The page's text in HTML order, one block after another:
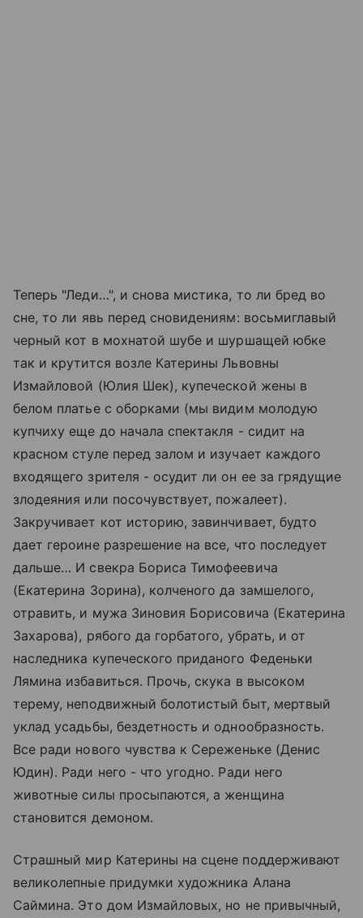
Теперь "Леди…", и снова мистика, то ли бред во
сне, то ли явь перед сновидениям: восьмиглавый
черный кот в мохнатой шубе и шуршащей юбке
так и крутится возле Катерины Львовны
Измайловой (Юлия Шек), купеческой жены в
белом платье с оборками (мы видим молодую
купчиху еще до начала спектакля - сидит на
красном стуле перед залом и изучает каждого
входящего зрителя - осудит ли он ее за грядущие
злодеяния или посочувствует, пожалеет).
Закручивает кот историю, завинчивает, будто
дает героине разрешение на все, что последует
дальше… И свекра Бориса Тимофеевича
(Екатерина Зорина), колченого да замшелого,
отравить, и мужа Зиновия Борисовича (Екатерина
Захарова), рябого да горбатого, убрать, и от
наследника купеческого приданого Феденьки
Лямина избавиться. Прочь, скука в высоком
терему, неподвижный болотистый быт, мертвый
уклад усадьбы, бездетность и однообразность.
Все ради нового чувства к Сереженьке (Денис
Юдин). Ради него - что угодно. Ради него
животные силы просыпаются, а женщина
становится демоном.
Страшный мир Катерины на сцене поддерживают
великолепные придумки художника Алана
Саймина. Это дом Измайловых, но не привычный,